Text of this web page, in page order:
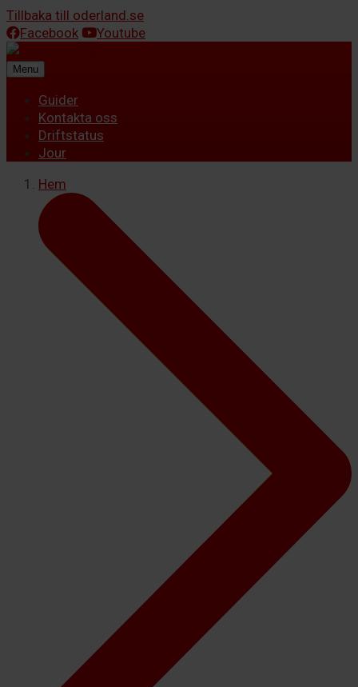
Tillbaka till oderland.se
Facebook
Youtube
Menu
Guider
Kontakta oss
Driftstatus
Jour
Hem